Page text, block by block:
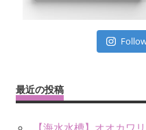
最近の投稿